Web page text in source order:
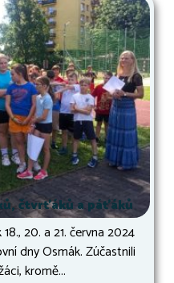
čtvrťáků a páťáků
20. a 21. června 2024
dny Osmák. Zúčastnili
kromě...